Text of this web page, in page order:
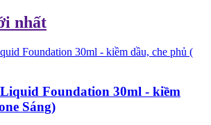
nhất
Foundation 30ml - kiềm
Sáng)